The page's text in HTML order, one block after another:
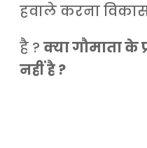
हवाले करना
है ?क्या गौमाता के
नहीं है ?